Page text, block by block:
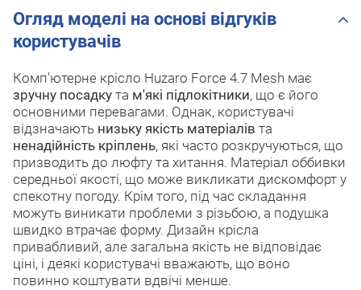
Огляд моделі на основі відгуків
користувачів
Комп'ютерне крісло Huzaro Force 4.7 Mesh має
зручну посадку та м'які підлокітники, що є його
основними перевагами. Однак, користувачі
відзначають низьку якість матеріалів та
ненадійність кріплень, які часто розкручуються, що
призводить до люфту та хитання. Матеріал оббивки
середньої якості, що може викликати дискомфорт у
спекотну погоду. Крім того, під час складання
можуть виникати проблеми з різьбою, а подушка
швидко втрачає форму. Дизайн крісла
привабливий, але загальна якість не відповідає
ціні, і деякі користувачі вважають, що воно
повинно коштувати вдвічі менше.